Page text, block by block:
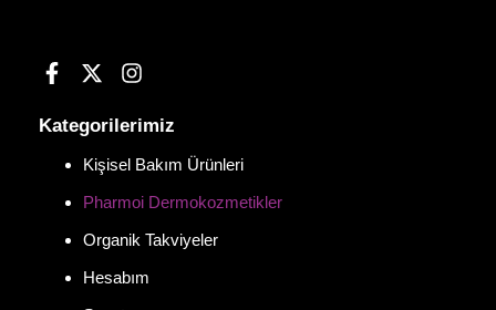
Kategorilerimiz
Kişisel Bakım Ürünleri
Pharmoi Dermokozmetikler
Organik Takviyeler
Hesabım